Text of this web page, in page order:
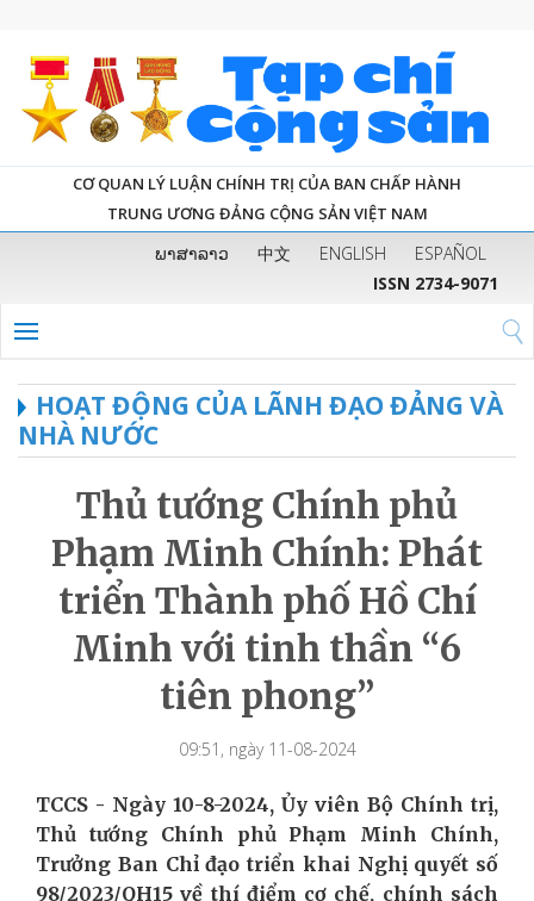
CƠ QUAN LÝ LUẬN CHÍNH TRỊ CỦA BAN CHẤP HÀNH
TRUNG ƯƠNG ĐẢNG CỘNG SẢN VIỆT NAM
ພາສາລາວ 中文 ENGLISH
ESPAÑOL
ISSN 2734-9071
HOẠT ĐỘNG CỦA LÃNH ĐẠO ĐẢNG VÀ
NHÀ NƯỚC
Thủ tướng Chính phủ
Phạm Minh Chính: Phát
triển Thành phố Hồ Chí
Minh với tinh thần “6
tiên phong”
09:51, ngày 11-08-2024
TCCS - Ngày 10-8-2024, Ủy viên Bộ Chính trị,
Thủ tướng Chính phủ Phạm Minh Chính,
Trưởng Ban Chỉ đạo triển khai Nghị quyết số
98/2023/QH15 về thí điểm cơ chế, chính sách